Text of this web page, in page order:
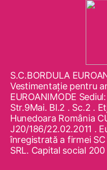
S.C.BORDULA
Vestimentaţie pentru
EUROANIMODE
Str.9Mai. Bl.2 . Sc.2 .
Hunedoara România
J20/186/22.02.2011 .
înregistrată a firmei SC
SRL. Capital social 200